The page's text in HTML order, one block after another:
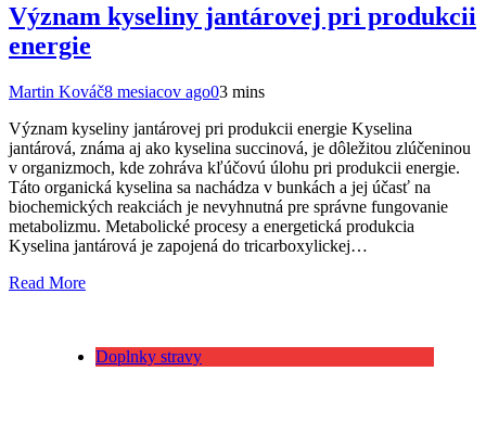
Význam kyseliny jantárovej pri produkcii
energie
Martin Kováč8 mesiacov ago03 mins
Význam kyseliny jantárovej pri produkcii energie Kyselina
jantárová, známa aj ako kyselina succinová, je dôležitou zlúčeninou
v organizmoch, kde zohráva kľúčovú úlohu pri produkcii energie.
Táto organická kyselina sa nachádza v bunkách a jej účasť na
biochemických reakciách je nevyhnutná pre správne fungovanie
metabolizmu. Metabolické procesy a energetická produkcia
Kyselina jantárová je zapojená do tricarboxylickej…
Read More
Doplnky stravy